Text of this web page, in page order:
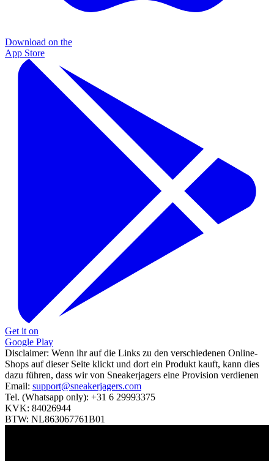
Download on the
App Store
Get it on
Google Play
Disclaimer: Wenn ihr auf die Links zu den verschiedenen Online-
Shops auf dieser Seite klickt und dort ein Produkt kauft, kann dies
dazu führen, dass wir von Sneakerjagers eine Provision verdienen
Email: support@sneakerjagers.com
Tel. (Whatsapp only): +31 6 29993375
KVK: 84026944
BTW: NL863067761B01